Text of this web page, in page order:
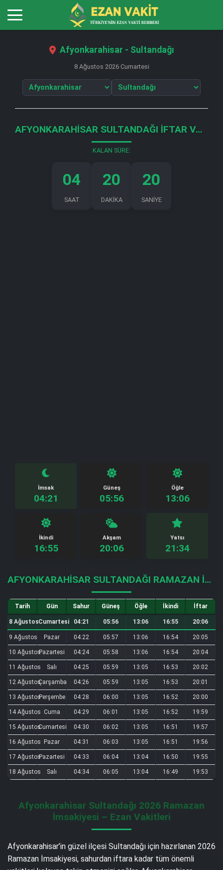
Afyonkarahisar - Sultandağı
8 Ağustos 2026 Cumartesi
AFYONKARAHISAR SULTANDAĞI İFTAR VAKTI
KALAN SÜRE:
04
SAAT
20
DAKİKA
20
SANİYE
İmsak
04:21
Güneş
05:56
Öğle
13:06
İkindi
16:55
Akşam
20:06
Yatsı
21:34
AFYONKARAHISAR SULTANDAĞI RAMAZAN İMSAKIYESI
Tarih Gün Sahur Güneş Öğle İkindi İftar
8 AğustosCumartesi 04:21 05:56 13:06 16:55 20:06
9 Ağustos Pazar 04:22 05:57 13:06 16:54 20:05
10 AğustosPazartesi 04:24 05:58 13:06 16:54 20:04
11 Ağustos Salı 04:25 05:59 13:05 16:53 20:02
12 AğustosÇarşamba 04:26 05:59 13:05 16:53 20:01
13 AğustosPerşembe 04:28 06:00 13:05 16:52 20:00
14 Ağustos Cuma 04:29 06:01 13:05 16:52 19:59
15 AğustosCumartesi 04:30 06:02 13:05 16:51 19:57
16 Ağustos Pazar 04:31 06:03 13:05 16:51 19:56
17 AğustosPazartesi 04:33 06:04 13:04 16:50 19:55
18 Ağustos Salı 04:34 06:05 13:04 16:49 19:53
Afyonkarahisar Sultandağı 2026 Ramazan
İmsakiyesi – Ezan Vakitleri
Afyonkarahisar’in güzel ilçesi Sultandağı için hazırlanan 2026
Ramazan İmsakiyesi, sahurdan iftara kadar tüm önemli